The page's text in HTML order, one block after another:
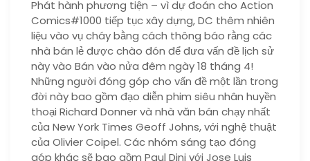
Phát hành phương tiện – vì dự đoán cho Action
Comics#1000 tiếp tục xây dựng, DC thêm nhiên
liệu vào vụ cháy bằng cách thông báo rằng các
nhà bán lẻ được chào đón để đưa vấn đề lịch sử
này vào Bán vào nửa đêm ngày 18 tháng 4!
Những người đóng góp cho vấn đề một lần trong
đời này bao gồm đạo diễn phim siêu nhân huyền
thoại Richard Donner và nhà văn bán chạy nhất
của New York Times Geoff Johns, với nghệ thuật
của Olivier Coipel. Các nhóm sáng tạo đóng
góp khác sẽ bao gồm Paul Dini với Jose Luis